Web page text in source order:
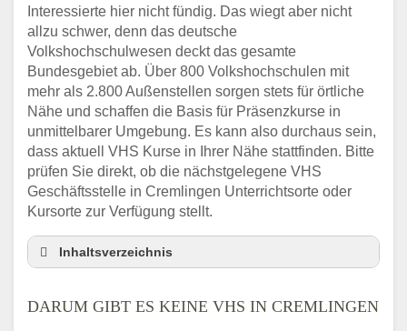
Interessierte hier nicht fündig. Das wiegt aber nicht
allzu schwer, denn das deutsche
Volkshochschulwesen deckt das gesamte
Bundesgebiet ab. Über 800 Volkshochschulen mit
mehr als 2.800 Außenstellen sorgen stets für örtliche
Nähe und schaffen die Basis für Präsenzkurse in
unmittelbarer Umgebung. Es kann also durchaus sein,
dass aktuell VHS Kurse in Ihrer Nähe stattfinden. Bitte
prüfen Sie direkt, ob die nächstgelegene VHS
Geschäftsstelle in Cremlingen Unterrichtsorte oder
Kursorte zur Verfügung stellt.
Inhaltsverzeichnis
3 schnelle Tipps
DARUM GIBT ES KEINE VHS IN CREMLINGEN